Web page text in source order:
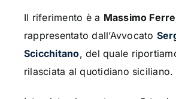
Il riferimento è a Massimo
rappresentato dall’Avvocato
Scicchitano, del quale
rilasciata al quotidiano siciliano.